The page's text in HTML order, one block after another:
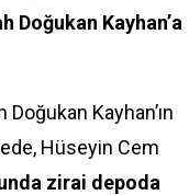
Doğukan Kayhan’a
Kayhan’ın
Hüseyin Cem
zirai depoda